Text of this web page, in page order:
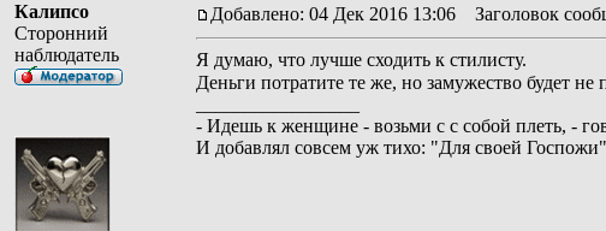
Калипсо
Сторонний
наблюдатель
Добавлено: 04 Дек 2016 13:06 Заголовок
Я думаю, что лучше сходить к стилисту.
Деньги потратите те же, но замужество будет
- Идешь к женщине - возьми с с собой плеть, -
И добавлял совсем уж тихо: "Для своей Госпожи"